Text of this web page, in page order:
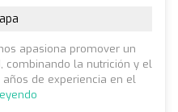
apasiona promover un
combinando la nutrición y el
años de experiencia en el